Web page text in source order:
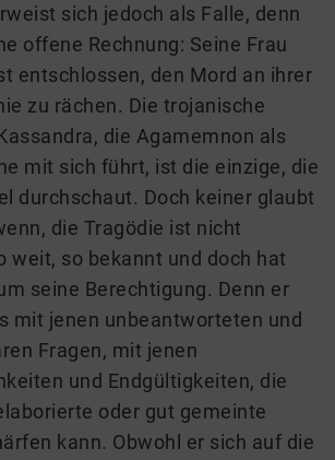
sich jedoch als Falle, denn
offene Rechnung: Seine Frau
entschlossen, den Mord an ihrer
zu rächen. Die trojanische
die Agamemnon als
mit sich führt, ist die einzige, die
durchschaut. Doch keiner glaubt
die Tragödie ist nicht
weit, so bekannt und doch hat
seine Berechtigung. Denn er
mit jenen unbeantworteten und
Fragen, mit jenen
und Endgültigkeiten, die
oder gut gemeinte
kann. Obwohl er sich auf die